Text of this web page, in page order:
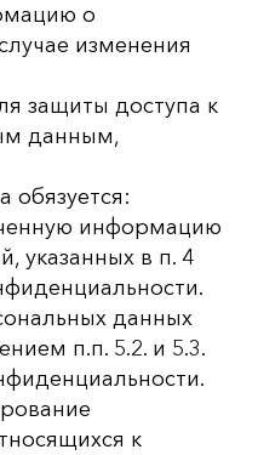
о
изменения
защиты доступа к
данным,
обязуется:
информацию
указанных в п. 4
данных
п.п. 5.2. и 5.3.
к